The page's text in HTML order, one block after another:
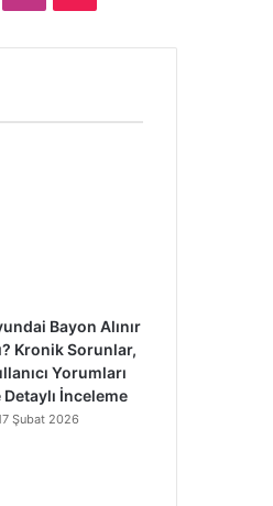
t
T
Bayon Alınır
Kronik Sorunlar,
Yorumları
Detaylı İnceleme
Şubat 2026